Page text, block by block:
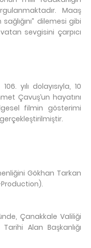
Maaş
dilemesi gibi
sevgisini çarpıcı
yılı dolayısıyla, 10
Çavuş’un hayatını
filmin gösterimi
Gökhan Tarkan
Çanakkale Valiliği
Alan Başkanlığı